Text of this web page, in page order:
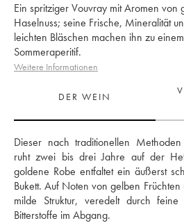
Ein spritziger Vouvray mit Aromen von
Haselnuss; seine Frische, Mineralität
leichten Bläschen machen ihn zu
Sommeraperitif.
Weitere Informationen
DER WEIN
Dieser nach traditionellen
ruht zwei bis drei Jahre auf der
goldene Robe entfaltet ein äußerst
Bukett. Auf Noten von gelben
milde Struktur, veredelt durch
Bitterstoffe im Abgang.